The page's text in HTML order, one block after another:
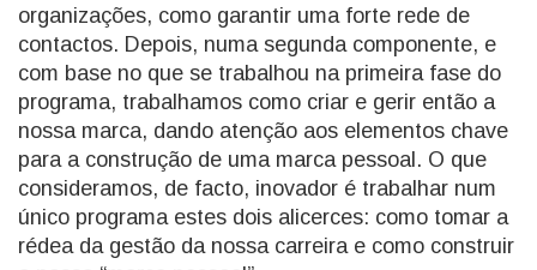
organizações, como garantir uma forte rede de
contactos. Depois, numa segunda componente, e
com base no que se trabalhou na primeira fase do
programa, trabalhamos como criar e gerir então a
nossa marca, dando atenção aos elementos chave
para a construção de uma marca pessoal. O que
consideramos, de facto, inovador é trabalhar num
único programa estes dois alicerces: como tomar a
rédea da gestão da nossa carreira e como construir